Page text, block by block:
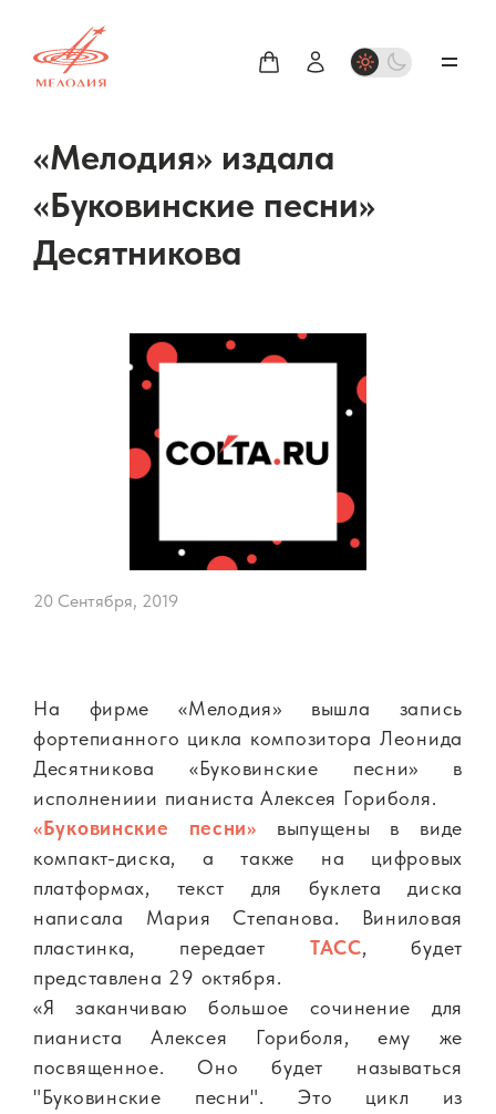
«Мелодия» издала
«Буковинские песни»
Десятникова
20 Сентября, 2019
На фирме «Мелодия» вышла запись
фортепианного цикла композитора Леонида
Десятникова «Буковинские песни» в
исполнениии пианиста Алексея Гориболя.
«Буковинские песни» выпущены в виде
компакт-диска, а также на цифровых
платформах, текст для буклета диска
написала Мария Степанова. Виниловая
пластинка, передает ТАСС, будет
представлена 29 октября.
«Я заканчиваю большое сочинение для
пианиста Алексея Гориболя, ему же
посвященное. Оно будет называться
"Буковинские песни". Это цикл из